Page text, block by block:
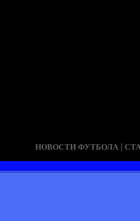
НОВОСТИ ФУТБОЛА |